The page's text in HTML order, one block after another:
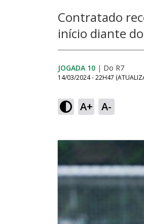
Contratado
início diante
JOGADA 10 | Do R7
14/03/2024 - 22H47
A+ A-